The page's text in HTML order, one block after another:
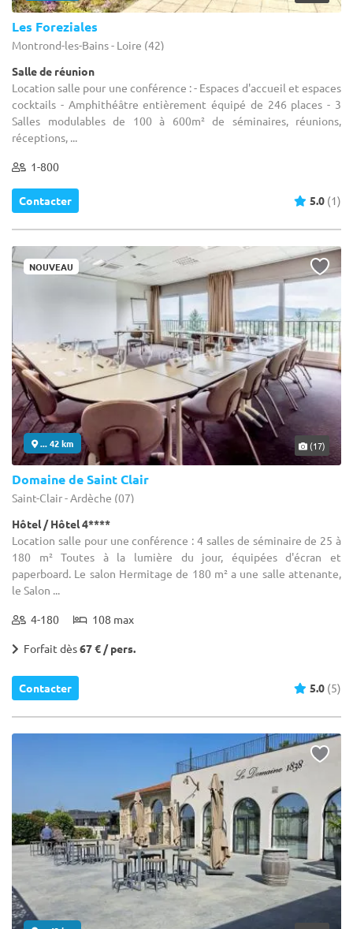
Les Foreziales
Montrond-les-Bains - Loire (42)
Salle de réunion
Location salle pour une conférence : - Espaces d'accueil et espaces
cocktails - Amphithéâtre entièrement équipé de 246 places - 3
Salles modulables de 100 à 600m² de séminaires, réunions,
réceptions, ...
1-800
Contacter 5.0 (1)
NOUVEAU
... 42 km (17)
Domaine de Saint Clair
Saint-Clair - Ardèche (07)
Hôtel / Hôtel 4****
Location salle pour une conférence : 4 salles de séminaire de 25 à
180 m² Toutes à la lumière du jour, équipées d'écran et
paperboard. Le salon Hermitage de 180 m² a une salle attenante,
le Salon ...
4-180 108 max
Forfait dès67 € / pers.
Contacter 5.0 (5)